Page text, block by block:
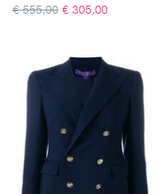
€ 555,00 € 305,00